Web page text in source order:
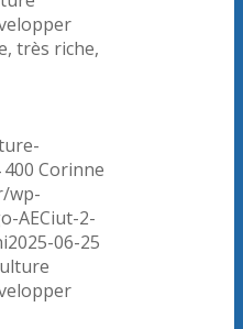
très riche,
400 Corinne
wp-
AECiut-2-
2025-06-25